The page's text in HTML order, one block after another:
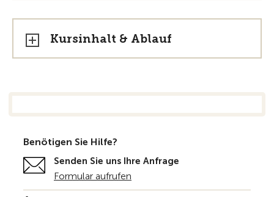
Kursinhalt & Ablauf
Benötigen Sie Hilfe?
Senden Sie uns Ihre Anfrage
Formular aufrufen